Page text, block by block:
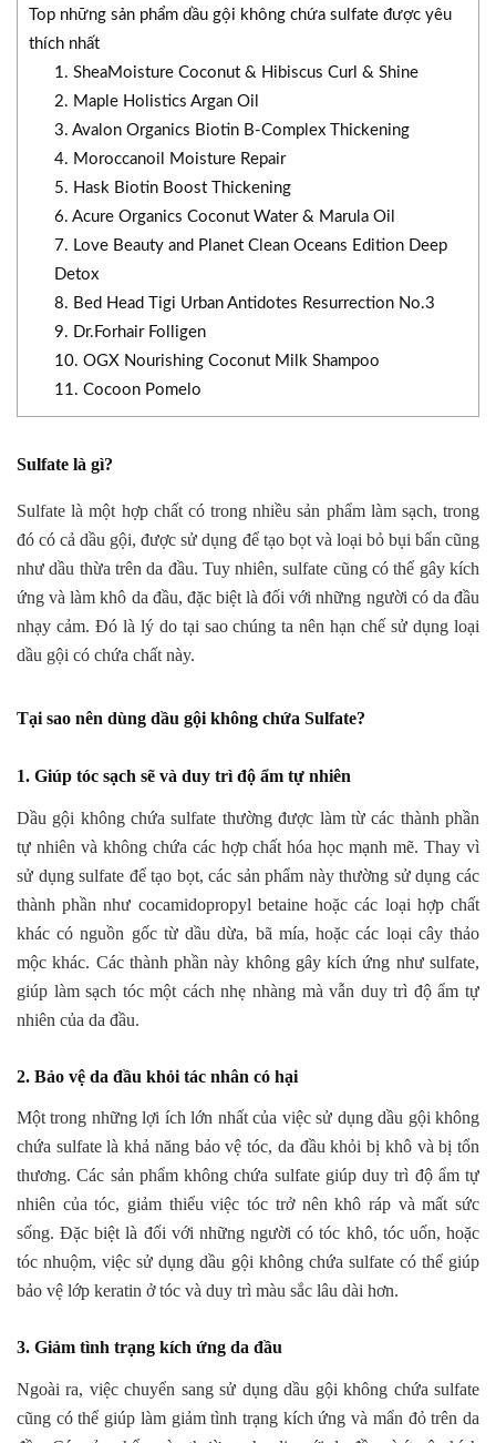
Top những sản phẩm dầu gội không chứa sulfate được yêu
thích nhất
1. SheaMoisture Coconut & Hibiscus Curl & Shine
2. Maple Holistics Argan Oil
3. Avalon Organics Biotin B-Complex Thickening
4. Moroccanoil Moisture Repair
5. Hask Biotin Boost Thickening
6. Acure Organics Coconut Water & Marula Oil
7. Love Beauty and Planet Clean Oceans Edition Deep
Detox
8. Bed Head Tigi Urban Antidotes Resurrection No.3
9. Dr.Forhair Folligen
10. OGX Nourishing Coconut Milk Shampoo
11. Cocoon Pomelo
Sulfate là gì?
Sulfate là một hợp chất có trong nhiều sản phẩm làm sạch, trong
đó có cả dầu gội, được sử dụng để tạo bọt và loại bỏ bụi bẩn cũng
như dầu thừa trên da đầu. Tuy nhiên, sulfate cũng có thể gây kích
ứng và làm khô da đầu, đặc biệt là đối với những người có da đầu
nhạy cảm. Đó là lý do tại sao chúng ta nên hạn chế sử dụng loại
dầu gội có chứa chất này.
Tại sao nên dùng dầu gội không chứa Sulfate?
1. Giúp tóc sạch sẽ và duy trì độ ẩm tự nhiên
Dầu gội không chứa sulfate thường được làm từ các thành phần
tự nhiên và không chứa các hợp chất hóa học mạnh mẽ. Thay vì
sử dụng sulfate để tạo bọt, các sản phẩm này thường sử dụng các
thành phần như cocamidopropyl betaine hoặc các loại hợp chất
khác có nguồn gốc từ dầu dừa, bã mía, hoặc các loại cây thảo
mộc khác. Các thành phần này không gây kích ứng như sulfate,
giúp làm sạch tóc một cách nhẹ nhàng mà vẫn duy trì độ ẩm tự
nhiên của da đầu.
2. Bảo vệ da đầu khỏi tác nhân có hại
Một trong những lợi ích lớn nhất của việc sử dụng dầu gội không
chứa sulfate là khả năng bảo vệ tóc, da đầu khỏi bị khô và bị tổn
thương. Các sản phẩm không chứa sulfate giúp duy trì độ ẩm tự
nhiên của tóc, giảm thiểu việc tóc trở nên khô ráp và mất sức
sống. Đặc biệt là đối với những người có tóc khô, tóc uốn, hoặc
tóc nhuộm, việc sử dụng dầu gội không chứa sulfate có thể giúp
bảo vệ lớp keratin ở tóc và duy trì màu sắc lâu dài hơn.
3. Giảm tình trạng kích ứng da đầu
Ngoài ra, việc chuyển sang sử dụng dầu gội không chứa sulfate
cũng có thể giúp làm giảm tình trạng kích ứng và mẩn đỏ trên da